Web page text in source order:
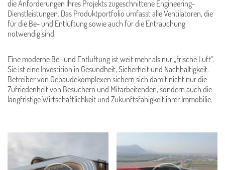
die Anforderungen Ihres Projekts zugeschnittene Engineering-
Dienstleistungen. Das Produktportfolio umfasst alle Ventilatoren, die
für die Be- und Entlüftung sowie auch für die Entrauchung
notwendig sind.
Eine moderne Be- und Entlüftung ist weit mehr als nur „frische Luft“.
Sie ist eine Investition in Gesundheit, Sicherheit und Nachhaltigkeit.
Betreiber von Gebäudekomplexen sichern sich damit nicht nur die
Zufriedenheit von Besuchern und Mitarbeitenden, sondern auch die
langfristige Wirtschaftlichkeit und Zukunftsfähigkeit ihrer Immobilie.